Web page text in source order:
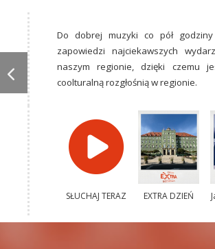
Do dobrej muzyki co pół godziny
zapowiedzi najciekawszych
naszym regionie, dzięki czemu
coolturalną rozgłośnią w regionie.
SŁUCHAJ TERAZ EXTRA DZIEŃ